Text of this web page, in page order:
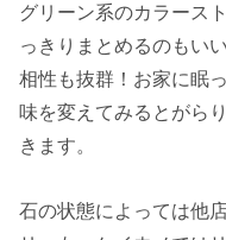
グリーン系のカラース
っきりまとめるのもい
相性も抜群！お家に眠
味を変えてみるとがら
きます。
石の状態によっては他